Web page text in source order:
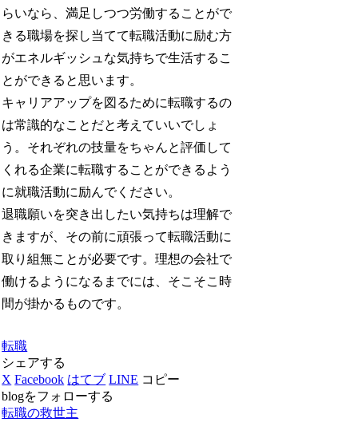
らいなら、満足しつつ労働することがで
きる職場を探し当てて転職活動に励む方
がエネルギッシュな気持ちで生活するこ
とができると思います。
キャリアアップを図るために転職するの
は常識的なことだと考えていいでしょ
う。それぞれの技量をちゃんと評価して
くれる企業に転職することができるよう
に就職活動に励んでください。
退職願いを突き出したい気持ちは理解で
きますが、その前に頑張って転職活動に
取り組無ことが必要です。理想の会社で
働けるようになるまでには、そこそこ時
間が掛かるものです。
転職
シェアする
X Facebook はてブ LINE コピー
blogをフォローする
転職の救世主